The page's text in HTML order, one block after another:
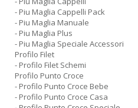
- Piu Maglia Cappelli Pack
- Piu Maglia Manuale
- Piu Maglia Plus
- Piu Maglia Speciale Accessori
Profilo Filet
- Profilo Filet Schemi
Profilo Punto Croce
- Profilo Punto Croce Bebe
- Profilo Punto Croce Casa